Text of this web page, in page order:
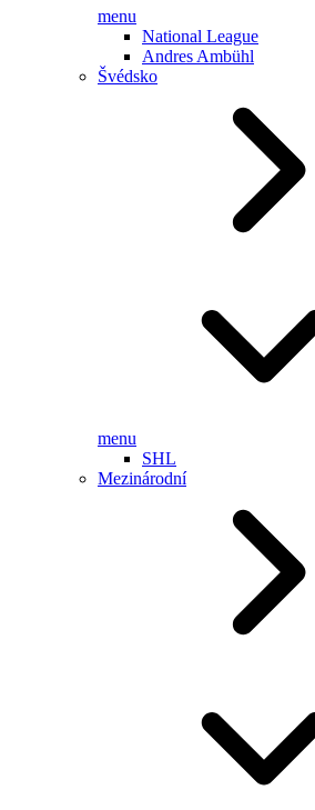
menu
National League
Andres Ambühl
Švédsko
menu
SHL
Mezinárodní